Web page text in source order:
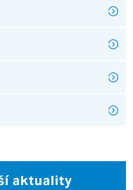
aktuality